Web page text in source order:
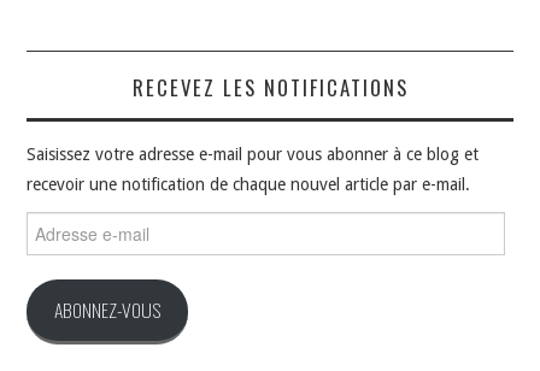
RECEVEZ LES NOTIFICATIONS
Saisissez votre adresse e-mail pour vous abonner à ce blog et
recevoir une notification de chaque nouvel article par e-mail.
e-
ABONNEZ-VOUS